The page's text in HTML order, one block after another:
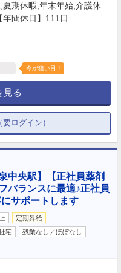
期休暇,年末年始,介護休
間休日】111日
今が狙い目！
見る
ログイン）
中央駅】【正社員薬剤
バランスに最適♪正社員
サポートします
定期昇給
宅
残業なし／ほぼなし